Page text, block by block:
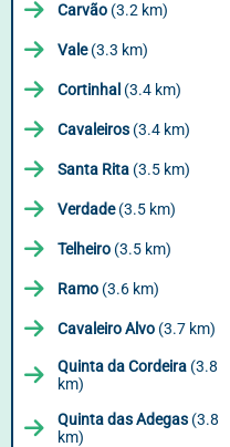
Carvão (3.2 km)
Vale(3.3 km)
Cortinhal (3.4 km)
Cavaleiros (3.4 km)
Santa Rita (3.5 km)
Verdade(3.5 km)
Telheiro (3.5 km)
Ramo (3.6 km)
Cavaleiro Alvo (3.7 km)
Quinta da Cordeira (3.8
km)
Quinta das Adegas (3.8
km)